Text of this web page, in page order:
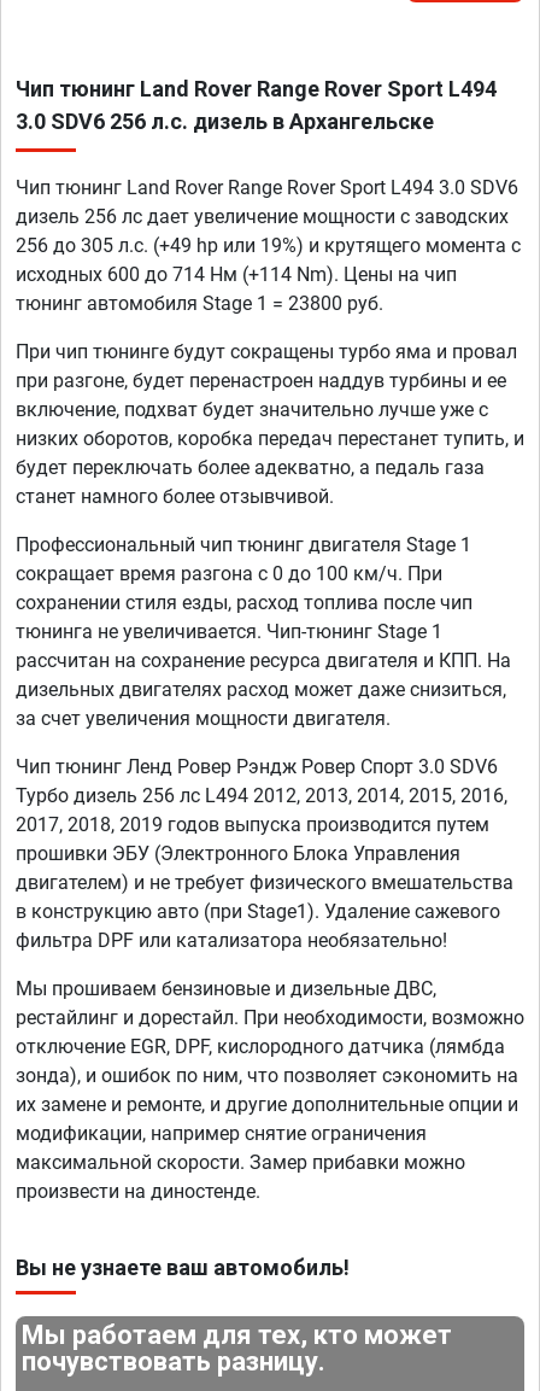
Чип тюнинг Land Rover Range Rover Sport L494
3.0 SDV6 256 л.с. дизель в Архангельске
Чип тюнинг Land Rover Range Rover Sport L494 3.0 SDV6
дизель 256 лс дает увеличение мощности с заводских
256 до 305 л.с. (+49 hp или 19%) и крутящего момента с
исходных 600 до 714 Нм (+114 Nm). Цены на чип
тюнинг автомобиля Stage 1 = 23800 руб.
При чип тюнинге будут сокращены турбо яма и провал
при разгоне, будет перенастроен наддув турбины и ее
включение, подхват будет значительно лучше уже с
низких оборотов, коробка передач перестанет тупить, и
будет переключать более адекватно, а педаль газа
станет намного более отзывчивой.
Профессиональный чип тюнинг двигателя Stage 1
сокращает время разгона с 0 до 100 км/ч. При
сохранении стиля езды, расход топлива после чип
тюнинга не увеличивается. Чип-тюнинг Stage 1
рассчитан на сохранение ресурса двигателя и КПП. На
дизельных двигателях расход может даже снизиться,
за счет увеличения мощности двигателя.
Чип тюнинг Ленд Ровер Рэндж Ровер Спорт 3.0 SDV6
Турбо дизель 256 лс L494 2012, 2013, 2014, 2015, 2016,
2017, 2018, 2019 годов выпуска производится путем
прошивки ЭБУ (Электронного Блока Управления
двигателем) и не требует физического вмешательства
в конструкцию авто (при Stage1). Удаление сажевого
фильтра DPF или катализатора необязательно!
Мы прошиваем бензиновые и дизельные ДВС,
рестайлинг и дорестайл. При необходимости, возможно
отключение EGR, DPF, кислородного датчика (лямбда
зонда), и ошибок по ним, что позволяет сэкономить на
их замене и ремонте, и другие дополнительные опции и
модификации, например снятие ограничения
максимальной скорости. Замер прибавки можно
произвести на диностенде.
Вы не узнаете ваш автомобиль!
Мы работаем для тех, кто может
почувствовать разницу.